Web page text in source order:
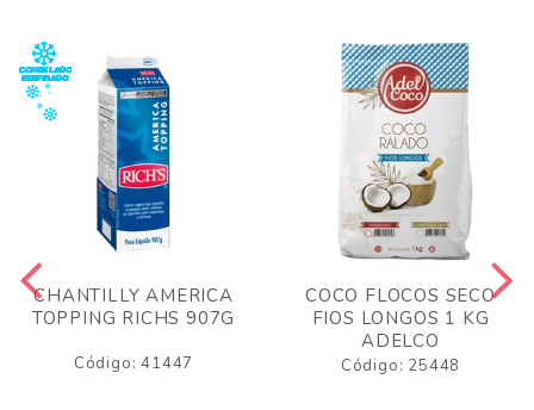
CHANTILLY AMERICA
TOPPING RICHS 907G
Código: 41447
COCO FLOCOS SECO
FIOS LONGOS 1 KG
ADELCO
Código: 25448